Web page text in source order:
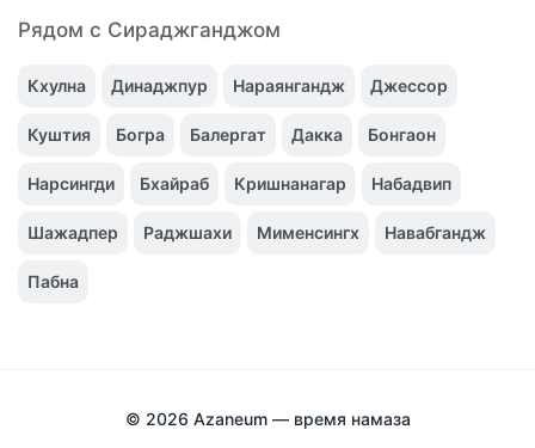
Рядом с Сираджганджом
Кхулна Динаджпур Нараянгандж Джессор
Куштия Богра Балергат Дакка Бонгаон
Нарсингди Бхайраб Кришнанагар Набадвип
Шажадпер Раджшахи Мименсингх Навабгандж
Пабна
© 2026 Azaneum — время намаза